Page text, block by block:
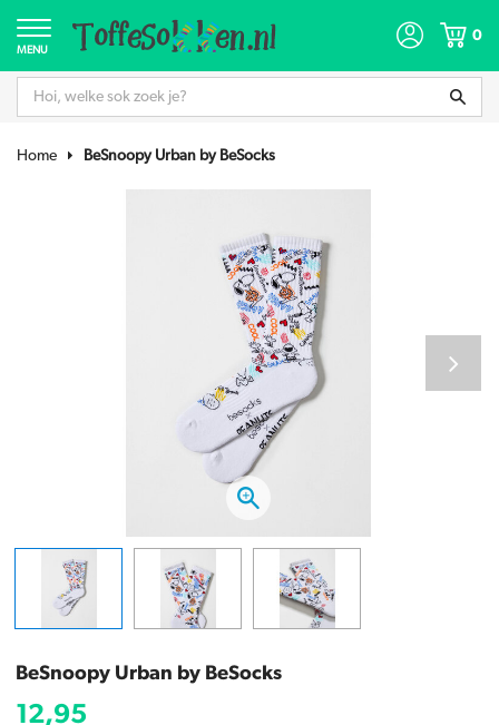
MENU
0
Home BeSnoopy Urban by BeSocks
BeSnoopy Urban by BeSocks
12,95